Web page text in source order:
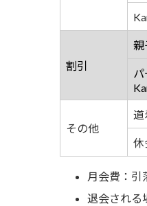
割引
親
その他
道
休
月会費：引
退会される